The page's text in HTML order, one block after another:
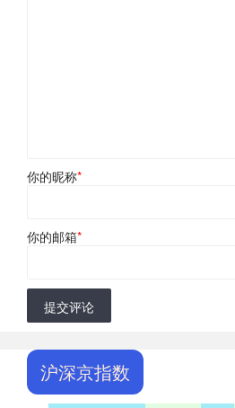
你的昵称*
你的邮箱*
提交评论
沪深京指数